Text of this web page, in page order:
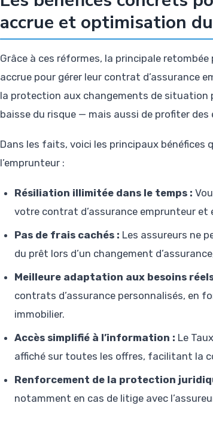
accrue et optimisation
Grâce à ces réformes, la principale
accrue pour gérer leur contrat d’assurance
la protection aux changements de situation
baisse du risque — mais aussi de profiter
Dans les faits, voici les principaux bénéfices
l’emprunteur :
Résiliation illimitée dans le temps :
votre contrat d’assurance emprunteur et
Pas de frais cachés : Les assureurs ne
du prêt lors d’un changement
Meilleure adaptation aux besoins
contrats d’assurance personnalisés, en
immobilier.
Accès simplifié à l’information : Le
affiché sur toutes les offres, facilitant la
Renforcement de la protection
notamment en cas de litige avec